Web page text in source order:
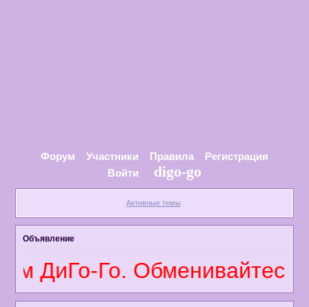
Форум Участники Правила
Регистрация
Войти
digo-go
Активные темы
Объявление
ДиГо-Го. Обменивайтесь